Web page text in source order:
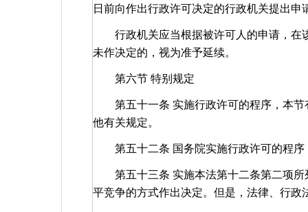
日前向作出行政许可决定的行政机关提出
行政机关应当根据被许可人的申请，在
未作决定的，视为准予延续。
第六节 特别规定
第五十一条 实施行政许可的程序，本节
他有关规定。
第五十二条 国务院实施行政许可的程序
第五十三条 实施本法第十二条第二项所
平竞争的方式作出决定。但是，法律、行政